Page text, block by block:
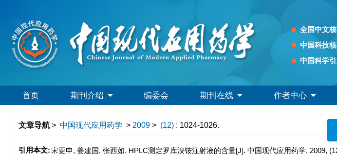
全国中文
中国科技
中国科学
首页 期刊介绍 编委会 期刊在线 作者中心
文章导航 > 中国现代应用药学 > 2009 > (12) : 1024-1026.
引用本文:宋更申, 姜建国, 张西如. HPLC测定罗库溴铵注射液的含量[J]. 中国现代应用药学, 2009,